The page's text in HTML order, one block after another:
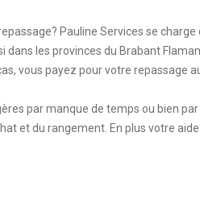
Pauline Services se
les provinces du Brabant
vous payez pour votre repassage
par manque de temps ou bien
et du rangement. En plus votre